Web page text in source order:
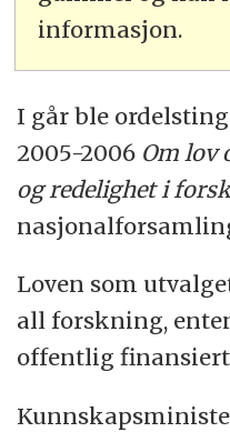
informasjon.
I går ble
2005-2006 Om lov
og redelighet i
Loven som
all forskning,
offentlig